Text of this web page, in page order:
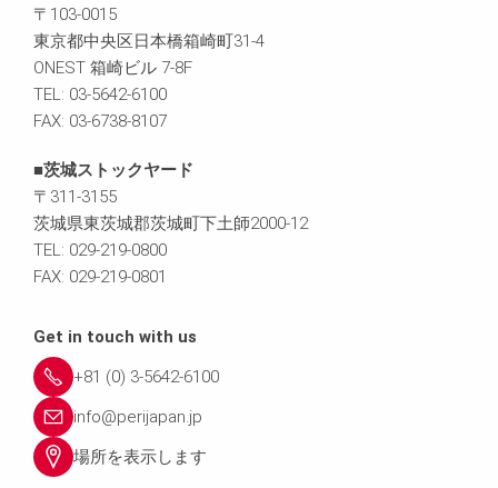
〒103-0015
東京都中央区日本橋箱崎町31-4
ONEST 箱崎ビル 7-8F
TEL: 03-5642-6100
FAX: 03-6738-8107
■茨城ストックヤード
〒311-3155
茨城県東茨城郡茨城町下土師2000-12
TEL: 029-219-0800
FAX: 029-219-0801
Get in touch with us
+81 (0) 3-5642-6100
info@perijapan.jp
場所を表示します